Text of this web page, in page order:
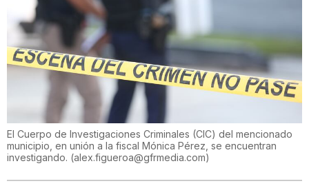
El Cuerpo de Investigaciones Criminales (CIC) del mencionado
municipio, en unión a la fiscal Mónica Pérez, se encuentran
investigando. (alex.figueroa@gfrmedia.com)